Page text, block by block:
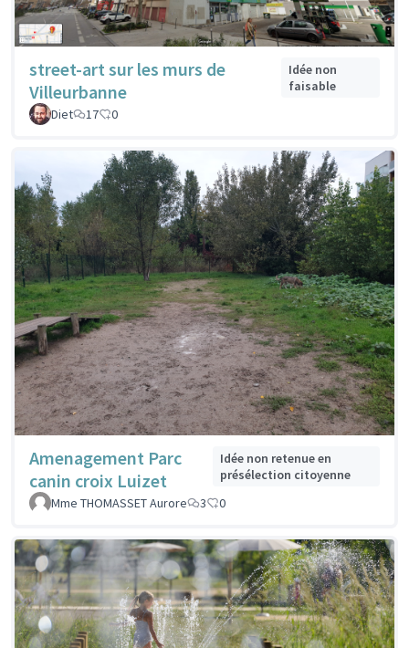
street-art sur les murs de
Villeurbanne
Idée non
faisable
Diet
17 0
Amenagement Parc
canin croix Luizet
Idée non retenue en
présélection citoyenne
Mme THOMASSET Aurore
3 0